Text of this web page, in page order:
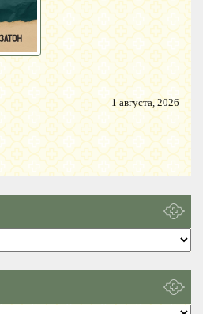
1 августа, 2026